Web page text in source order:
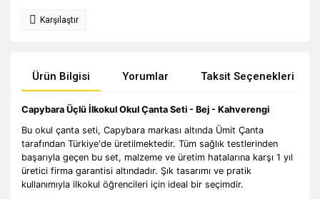
Karşılaştır
Ürün Bilgisi Yorumlar Taksit Seçenekleri
Capybara Üçlü İlkokul Okul Çanta Seti - Bej - Kahverengi
Bu okul çanta seti, Capybara markası altında Ümit Çanta
tarafından Türkiye'de üretilmektedir. Tüm sağlık testlerinden
başarıyla geçen bu set, malzeme ve üretim hatalarına karşı 1 yıl
üretici firma garantisi altındadır. Şık tasarımı ve pratik
kullanımıyla ilkokul öğrencileri için ideal bir seçimdir.